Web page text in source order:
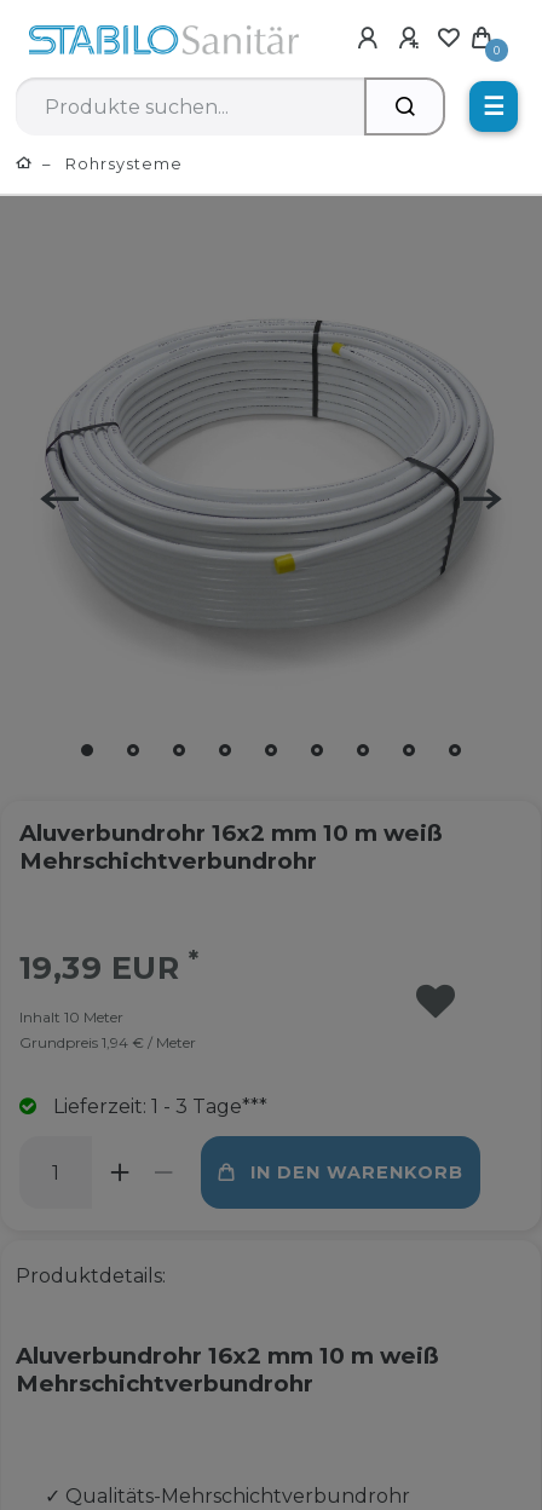
0
☰
Rohrsysteme
Aluverbundrohr 16x2 mm 10 m weiß
Mehrschichtverbundrohr
19,39 EUR *
Inhalt 10 Meter
Grundpreis 1,94 € / Meter
Lieferzeit: 1 - 3 Tage***
IN DEN WARENKORB
Produktdetails:
Aluverbundrohr 16x2 mm 10 m weiß
Mehrschichtverbundrohr
✓ Qualitäts-Mehrschichtverbundrohr